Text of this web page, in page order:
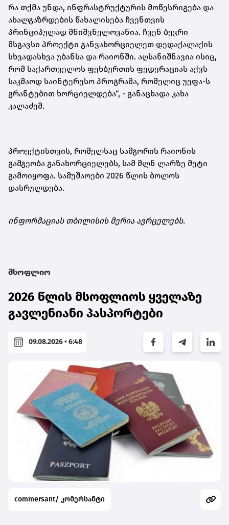
რა თქმა უნდა, ინფრასტრუქტურის მოწესრიგება და
ახალგაზრდების წახალისება ჩვენთვის
პრინციპულად მნიშვნელოვანია. ჩვენ ბევრი
მსგავსი პროექტი განვახორციელეთ დედაქალაქის
სხვადასხვა უბანსა და რაიონში. აღსანიშნავია ისიც,
რომ საქართველოს ფეხბურთის ფედერაციას აქვს
საკმაოდ საინტერესო პროგრამა, რომელიც უეფა-ს
გრანტებით ხორციელდება“, - განაცხადა კახა
კალაძემ.
პროექტისთვის, რომელსაც სამგორის რაიონის
გამგეობა განახორციელებს, სამ მლნ ლარზე მეტი
გამოიყოფა. სამუშაოები 2026 წლის ბოლოს
დასრულდება.
ინფორმაციას თბილისის მერია ავრცელებს.
მსოფლიო
2026 წლის მსოფლიოს ყველაზე
გავლენიანი პასპორტები
09.08.2026 • 6:48
commersant/ კომერსანტი